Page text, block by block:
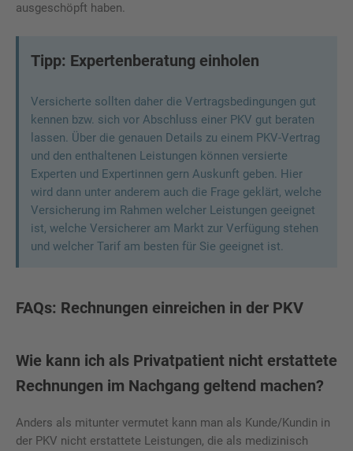
ausgeschöpft haben.
Tipp: Expertenberatung einholen
Versicherte sollten daher die Vertragsbedingungen gut
kennen bzw. sich vor Abschluss einer PKV gut beraten
lassen. Über die genauen Details zu einem PKV-Vertrag
und den enthaltenen Leistungen können versierte
Experten und Expertinnen gern Auskunft geben. Hier
wird dann unter anderem auch die Frage geklärt, welche
Versicherung im Rahmen welcher Leistungen geeignet
ist, welche Versicherer am Markt zur Verfügung stehen
und welcher Tarif am besten für Sie geeignet ist.
FAQs: Rechnungen einreichen in der PKV
Wie kann ich als Privatpatient nicht erstattete
Rechnungen im Nachgang geltend machen?
Anders als mitunter vermutet kann man als Kunde/Kundin in
der PKV nicht erstattete Leistungen, die als medizinisch